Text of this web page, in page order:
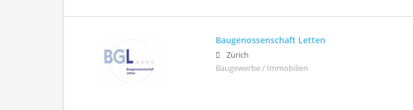
Baugenossenschaft Letten
Zürich
Baugewerbe / Immobilien